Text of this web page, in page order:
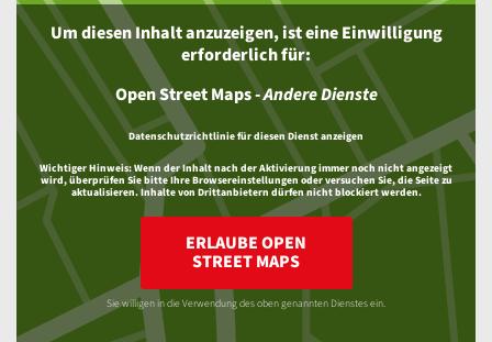
Um diesen Inhalt anzuzeigen, ist eine Einwilligung
erforderlich für:
Open Street Maps-Andere Dienste
Datenschutzrichtlinie für diesen Dienst anzeigen
Wichtiger Hinweis:Wenn der Inhalt nach der Aktivierung immer noch nicht angezeigt
wird, überprüfen Sie bitte Ihre Browsereinstellungen oder versuchen Sie, die Seite zu
aktualisieren. Inhalte von Drittanbietern dürfen nicht blockiert werden.
ERLAUBE OPEN
STREET MAPS
Sie willigen in die Verwendung des oben genannten Dienstes ein.